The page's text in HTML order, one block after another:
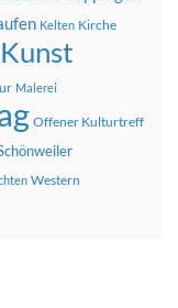
Kelten Kirche
Kunst
Malerei
Offener Kulturtreff
Western